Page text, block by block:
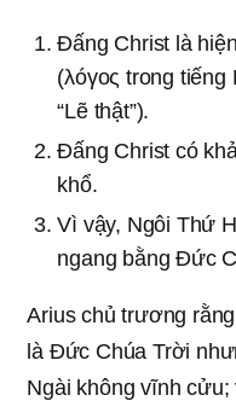
Đấng Christ là
(λóγoς trong tiếng
“Lẽ thật”).
Đấng Christ có
khổ.
Vì vậy, Ngôi Thứ
ngang bằng Đức
Arius chủ trương
là Đức Chúa Trời
Ngài không vĩnh